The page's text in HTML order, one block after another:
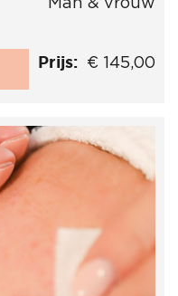
Man & vrouw
Prijs: € 145,00